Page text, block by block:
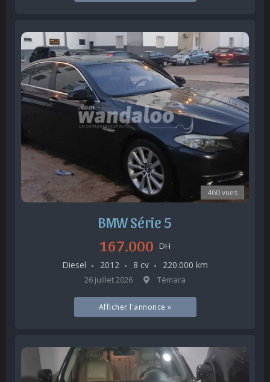
460 vues
BMW Série 5
167.000 DH
Diesel 2012 8 cv 220.000 km
26 juillet 2026 Témara
Afficher l'annonce »